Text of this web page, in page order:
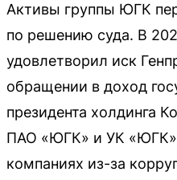
Активы группы ЮГК
по решению суда. В
удовлетворил иск
обращении в доход
президента холдинга
ПАО «ЮГК» и УК
компаниях из-за